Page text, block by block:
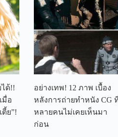
ด้!!
มื่อ
ย”!
อย่างเทพ! 12 ภาพ เบื้อง
หลังการถ่ายทำหนัง CG
หลายคนไม่เคยเห็นมา
ก่อน